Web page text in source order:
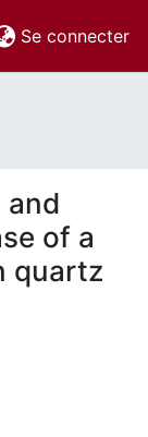
Se connecter
and
of a
quartz